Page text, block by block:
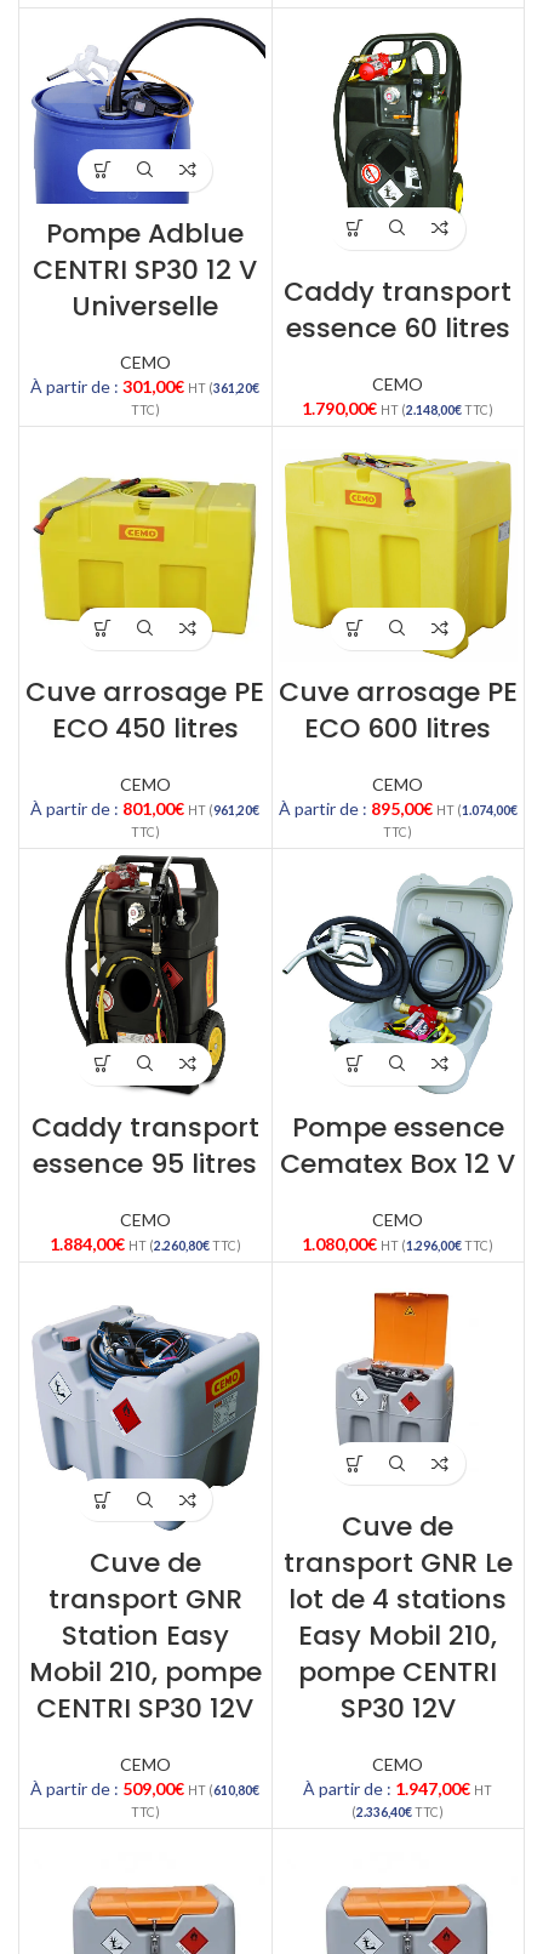
Pompe Adblue
CENTRI SP30 12 V
Universelle
CEMO
À partir de :301,00€ HT (361,20€
TTC)
Caddy transport
essence 60 litres
CEMO
1.790,00€ HT (2.148,00€TTC)
Cuve arrosage PE
ECO 450 litres
CEMO
À partir de : 801,00€ HT (961,20€
TTC)
Cuve arrosage PE
ECO 600 litres
CEMO
À partir de : 895,00€ HT (1.074,00€
TTC)
Caddy transport
essence 95 litres
CEMO
1.884,00€ HT (2.260,80€TTC)
Pompe essence
Cematex Box 12 V
CEMO
1.080,00€ HT (1.296,00€TTC)
Cuve de
transport GNR
Station Easy
Mobil 210, pompe
CENTRI SP30 12V
CEMO
À partir de : 509,00€ HT (610,80€
TTC)
Cuve de
transport GNR Le
lot de 4 stations
Easy Mobil 210,
pompe CENTRI
SP30 12V
CEMO
À partir de : 1.947,00€ HT
(2.336,40€TTC)